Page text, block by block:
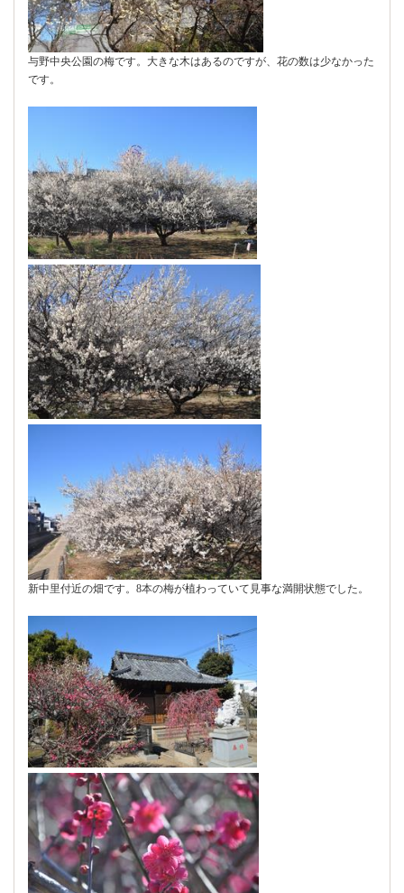
与野中央公園の梅です。大きな木はあるのですが、花の数は少なかった
です。
新中里付近の畑です。8本の梅が植わっていて見事な満開状態でした。